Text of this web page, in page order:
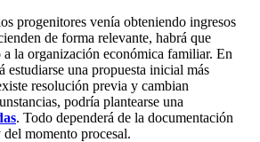
progenitores venía obteniendo ingresos
de forma relevante, habrá que
a la organización económica familiar. En
estudiarse una propuesta inicial más
resolución previa y cambian
podría plantearse una
. Todo dependerá de la documentación
momento procesal.